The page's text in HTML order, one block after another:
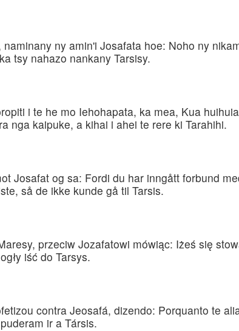
ny amin'i Josafata hoe: Noho ny
tsy nahazo nankany Tarsisy.
i te he mo Iehohapata, ka mea, Kua
nga kaipuke, a kihai i ahei te rere ki Tarahihi.
Josafat og sa: Fordi du har inngått forbund
så de ikke kunde gå til Tarsis.
przeciw Jozafatowi mówiąc: Iżeś się
iść do Tarsys.
contra Jeosafá, dizendo: Porquanto te
ir a Társis.